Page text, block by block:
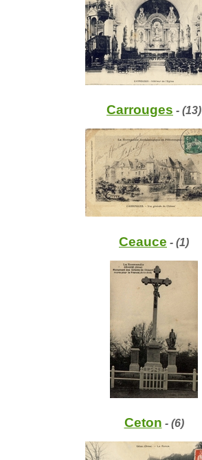
Carrouges - (13)
Ceauce - (1)
Ceton - (6)